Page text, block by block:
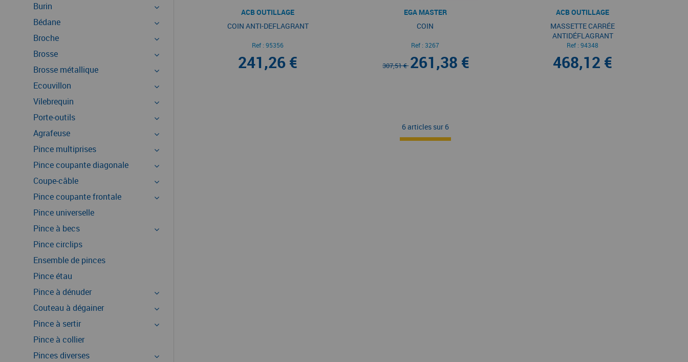
Burin
Bédane
Broche
Brosse
Brosse métallique
Ecouvillon
Vilebrequin
Porte-outils
Agrafeuse
Pince multiprises
Pince coupante diagonale
Coupe-câble
Pince coupante frontale
Pince universelle
Pince à becs
Pince circlips
Ensemble de pinces
Pince étau
Pince à dénuder
Couteau à dégainer
Pince à sertir
Pince à collier
Pinces diverses
ACB OUTILLAGE
COIN ANTI-DEFLAGRANT
Ref :95356
241,26 €
EGA MASTER
COIN
Ref :3267
307,51 € 261,38 €
ACB OUTILLAGE
MASSETTE CARRÉE
ANTIDÉFLAGRANT
Ref :94348
468,12 €
6 articles sur 6